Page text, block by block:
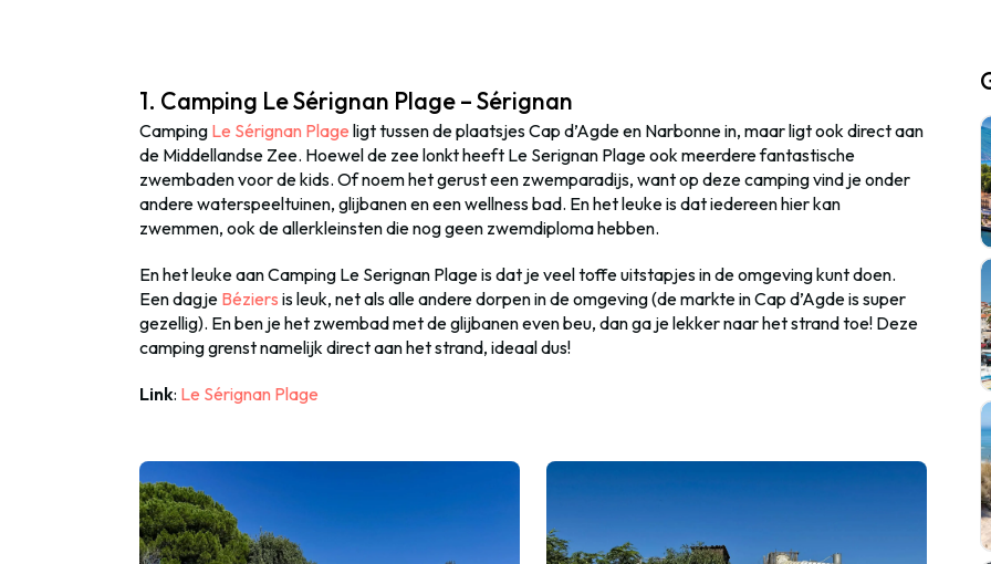
1. Camping Le Sérignan Plage – Sérignan
Camping Le Sérignan Plage ligt tussen de plaatsjes Cap d’Agde en Narbonne in, maar ligt ook direct aan
de Middellandse Zee. Hoewel de zee lonkt heeft Le Serignan Plage ook meerdere fantastische
zwembaden voor de kids. Of noem het gerust een zwemparadijs, want op deze camping vind je onder
andere waterspeeltuinen, glijbanen en een wellness bad. En het leuke is dat iedereen hier kan
zwemmen, ook de allerkleinsten die nog geen zwemdiploma hebben.
En het leuke aan Camping Le Serignan Plage is dat je veel toffe uitstapjes in de omgeving kunt doen.
Een dagje Béziers is leuk, net als alle andere dorpen in de omgeving (de markte in Cap d’Agde is super
gezellig). En ben je het zwembad met de glijbanen even beu, dan ga je lekker naar het strand toe! Deze
camping grenst namelijk direct aan het strand, ideaal dus!
Link: Le Sérignan Plage